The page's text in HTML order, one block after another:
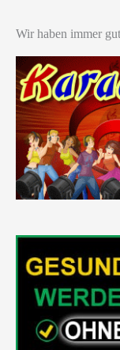
Wir haben immer